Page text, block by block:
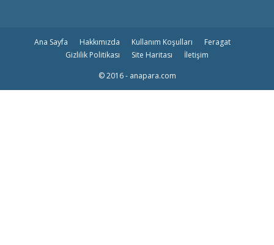
Ana Sayfa Hakkımızda Kullanım Koşulları
Feragat
Gizlilik Politikası
Site Haritası
İletişim
© 2016 - anapara.com